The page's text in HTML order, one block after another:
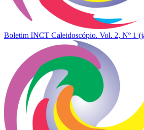
Boletim INCT Caleidoscópio. Vol. 2, Nº 1